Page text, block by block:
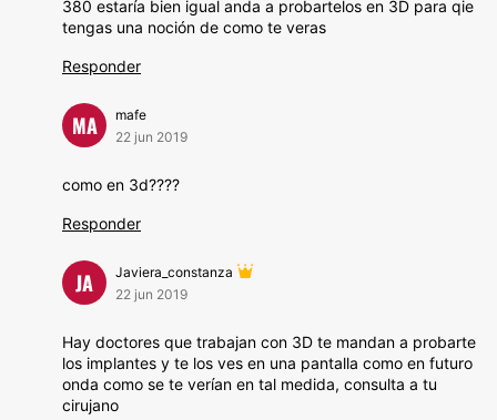
380 estaría bien igual anda a probartelos en 3D para qie
tengas una noción de como te veras
Responder
MA
mafe
22 jun 2019
como en 3d????
Responder
JA
Javiera_constanza
22 jun 2019
Hay doctores que trabajan con 3D te mandan a probarte
los implantes y te los ves en una pantalla como en futuro
onda como se te verían en tal medida, consulta a tu
cirujano